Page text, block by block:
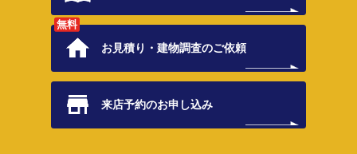
無料
お見積り・建物調査のご依頼
来店予約のお申し込み